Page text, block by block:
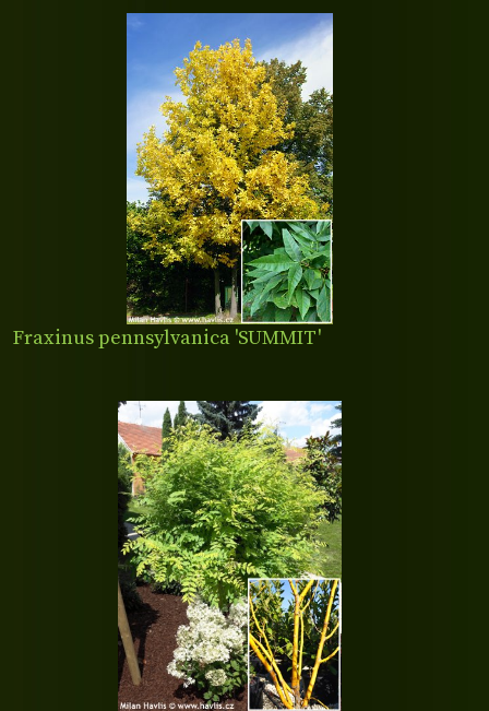
Fraxinus pennsylvanica 'SUMMIT'